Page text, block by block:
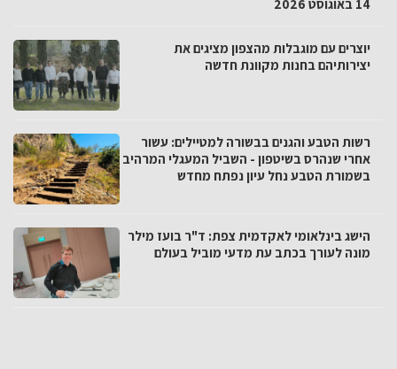
14 באוגוסט 2026
יוצרים עם מוגבלות מהצפון מציגים את
יצירותיהם בחנות מקוונת חדשה
רשות הטבע והגנים בבשורה למטיילים: עשור
אחרי שנהרס בשיטפון - השביל המעגלי המרהיב
בשמורת הטבע נחל עיון נפתח מחדש
הישג בינלאומי לאקדמית צפת: ד"ר בועז מילר
מונה לעורך בכתב עת מדעי מוביל בעולם